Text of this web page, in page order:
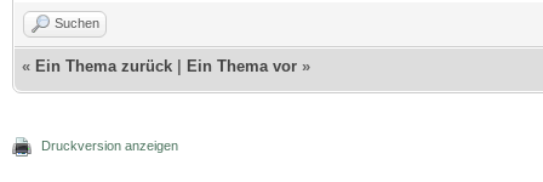
Suchen
« Ein Thema zurück | Ein Thema vor »
Druckversion anzeigen